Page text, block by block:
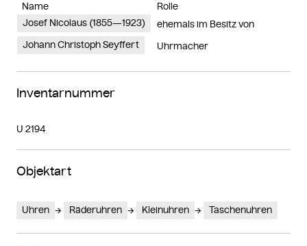
Name
Rolle
Josef Nicolaus (1855—1923)
ehemals im Besitz von
Johann Christoph Seyffert
Uhrmacher
Inventarnummer
U 2194
Objektart
Uhren Räderuhren Kleinuhren Taschenuhren